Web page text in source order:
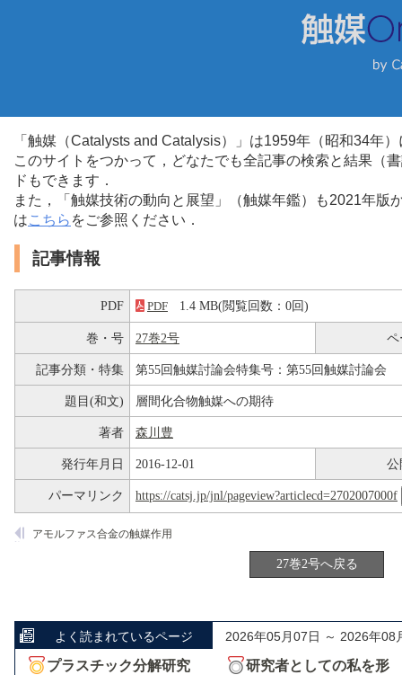
「触媒（Catalysts and Catalysis）」は1959年（昭和34年
このサイトをつかって，どなたでも全記事の検索と結果（
ドもできます．
また，「触媒技術の動向と展望」（触媒年鑑）も2021年
はこちら をご参照ください．
記事情報
PDF PDF 1.4 MB(閲覧回数：0回)
巻・号 27巻2号 ペ
記事分類・特集 第55回触媒討論会特集号：第55回触媒討論会
題目(和文) 層間化合物触媒への期待
著者 森川豊
発行年月日 2016-12-01 公
パーマリンク https://catsj.jp/jnl/pageview?articlecd=2702007000f
アモルファス合金の触媒作用
27巻2号へ戻る
よく読まれているページ 2026年05月07日 ～ 2026年08
プラスチック分解研究
研究者としての私を形